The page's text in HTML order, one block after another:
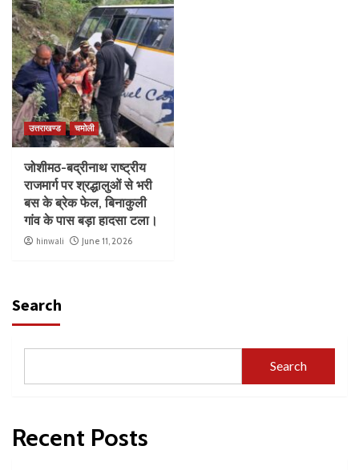
उत्तराखण्ड चमोली
जोशीमठ-बद्रीनाथ राष्ट्रीय
राजमार्ग पर श्रद्धालुओं से भरी
बस के ब्रेक फेल, बिनाकुली
गांव के पास बड़ा हादसा टला।
hinwali June 11, 2026
Search
Search
Recent Posts